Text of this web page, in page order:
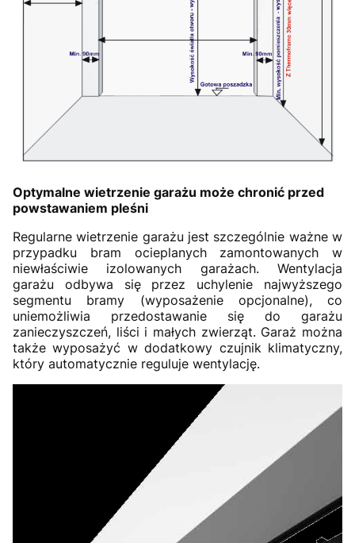
Optymalne wietrzenie garażu może chronić przed
powstawaniem pleśni
Regularne wietrzenie garażu jest szczególnie ważne w
przypadku bram ocieplanych zamontowanych w
niewłaściwie izolowanych garażach. Wentylacja
garażu odbywa się przez uchylenie najwyższego
segmentu bramy (wyposażenie opcjonalne), co
uniemożliwia przedostawanie się do garażu
zanieczyszczeń, liści i małych zwierząt. Garaż można
także wyposażyć w dodatkowy czujnik klimatyczny,
który automatycznie reguluje wentylację.